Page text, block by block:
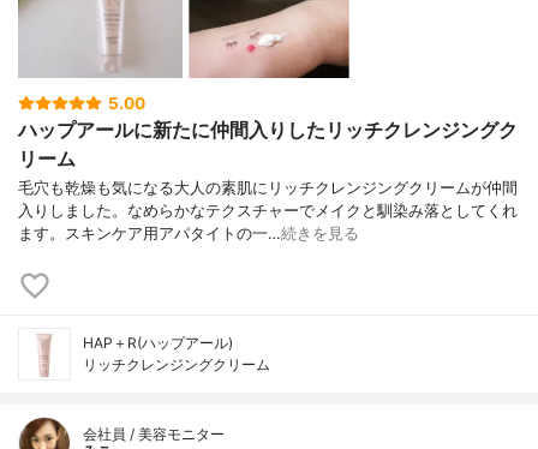
5.00
ハップアールに新たに仲間入りしたリッチクレンジングク
リーム
毛穴も乾燥も気になる大人の素肌にリッチクレンジングクリームが仲間
入りしました。なめらかなテクスチャーでメイクと馴染み落としてくれ
ます。スキンケア用アパタイトの一…続きを見る
HAP＋R(ハップアール)
リッチクレンジングクリーム
会社員 / 美容モニター